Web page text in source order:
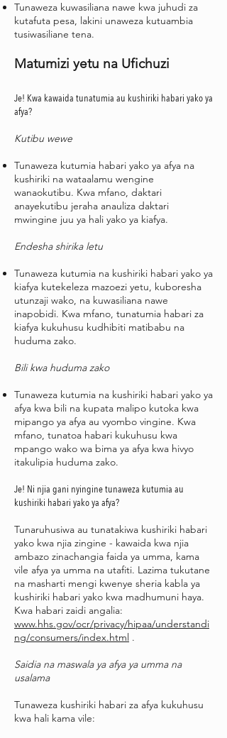
Tunaweza kuwasiliana nawe kwa juhudi za
kutafuta pesa, lakini unaweza kutuambia
tusiwasiliane tena.
Matumizi yetu na Ufichuzi
Je! Kwa kawaida tunatumia au kushiriki habari yako ya
afya?
Kutibu wewe
Tunaweza kutumia habari yako ya afya na
kushiriki na wataalamu wengine
wanaokutibu. Kwa mfano, daktari
anayekutibu jeraha anauliza daktari
mwingine juu ya hali yako ya kiafya.
Endesha shirika letu
Tunaweza kutumia na kushiriki habari yako ya
kiafya kutekeleza mazoezi yetu, kuboresha
utunzaji wako, na kuwasiliana nawe
inapobidi. Kwa mfano, tunatumia habari za
kiafya kukuhusu kudhibiti matibabu na
huduma zako.
Bili kwa huduma zako
Tunaweza kutumia na kushiriki habari yako ya
afya kwa bili na kupata malipo kutoka kwa
mipango ya afya au vyombo vingine. Kwa
mfano, tunatoa habari kukuhusu kwa
mpango wako wa bima ya afya kwa hivyo
itakulipia huduma zako.
Je! Ni njia gani nyingine tunaweza kutumia au
kushiriki habari yako ya afya?
Tunaruhusiwa au tunatakiwa kushiriki habari
yako kwa njia zingine - kawaida kwa njia
ambazo zinachangia faida ya umma, kama
vile afya ya umma na utafiti. Lazima tukutane
na masharti mengi kwenye sheria kabla ya
kushiriki habari yako kwa madhumuni haya.
Kwa habari zaidi angalia:
www.hhs.gov/ocr/privacy/hipaa/understandi
ng/consumers/index.html .
Saidia na maswala ya afya ya umma na
usalama
Tunaweza kushiriki habari za afya kukuhusu
kwa hali kama vile: